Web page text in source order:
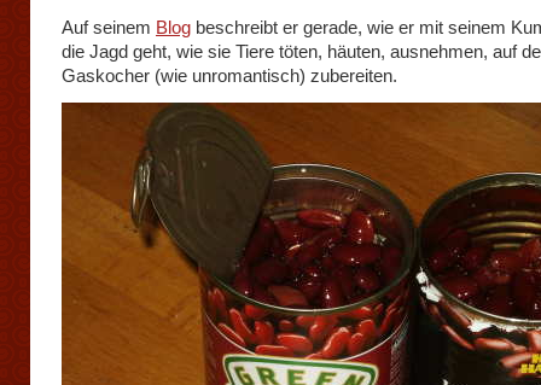
Auf seinem Blog beschreibt er gerade, wie er mit seinem
die Jagd geht, wie sie Tiere töten, häuten, ausnehmen, auf
Gaskocher (wie unromantisch) zubereiten.